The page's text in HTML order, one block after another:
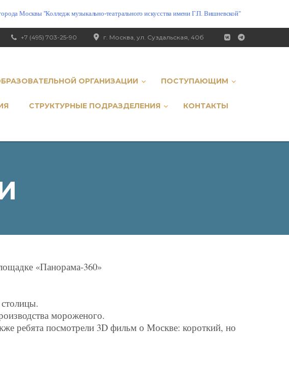
Москвы "Колледж музыкально-театрального искусства имени Г.П. Вишневской"
г. Москва, ул. Суздальская, 40б
+7 (495) 703-25-90
ОРГАНИЗАЦИИ ПОСТУПАЮЩИМ
СТРУКТУРНЫЕ ПОДРАЗДЕЛЕНИЯ КОНТАКТЫ
«Панорама-360»
мороженого.
ребята посмотрели 3D фильм о Москве: короткий, но